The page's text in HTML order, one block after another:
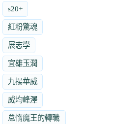
s20+
紅粉驚魂
展志學
宜雄玉潤
九揚華威
威均峰澤
怠惰魔王的轉職